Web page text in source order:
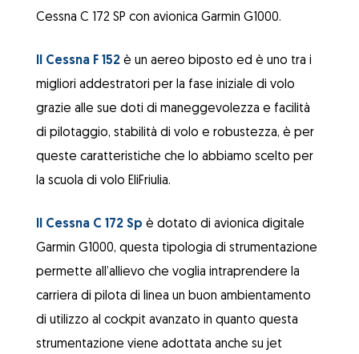
Cessna C 172 SP con avionica Garmin G1000.
Il Cessna F 152è un aereo biposto ed è uno tra i
migliori addestratori per la fase iniziale di volo
grazie alle sue doti di maneggevolezza e facilità
di pilotaggio, stabilità di volo e robustezza, è per
queste caratteristiche che lo abbiamo scelto per
la scuola di volo EliFriulia.
Il Cessna C 172 Sp è dotato di avionica digitale
Garmin G1000, questa tipologia di strumentazione
permette all’allievo che voglia intraprendere la
carriera di pilota di linea un buon ambientamento
di utilizzo al cockpit avanzato in quanto questa
strumentazione viene adottata anche su jet